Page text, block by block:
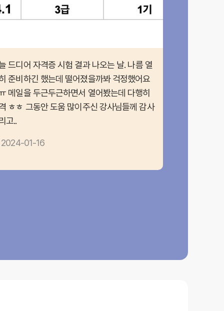
드디어 자격증 시험 결과 나오는 날. 나름 열
준비하긴 했는데 떨어졌을까봐 걱정했어요
메일을 두근두근하면서 열어봤는데 다행히
ㅎㅎ 그동안 도움 많이주신 강사님들께 감사
고..
2024-01-16